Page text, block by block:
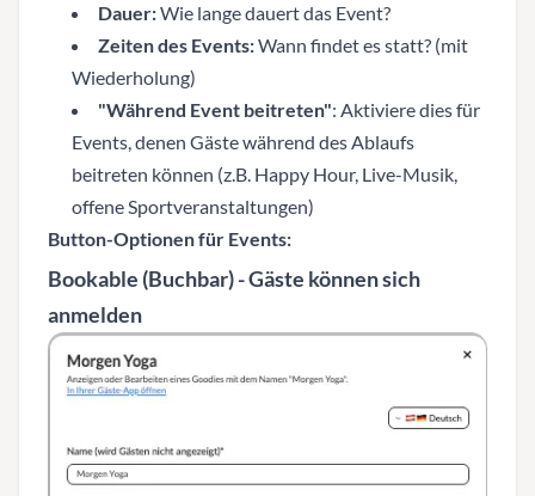
Dauer:Wie lange dauert das Event?
Zeiten des Events:Wann findet es statt? (mit
Wiederholung)
"Während Event beitreten": Aktiviere dies für
Events, denen Gäste während des Ablaufs
beitreten können (z.B. Happy Hour, Live-Musik,
offene Sportveranstaltungen)
Button-Optionen für Events:
Bookable (Buchbar)- Gäste können sich
anmelden